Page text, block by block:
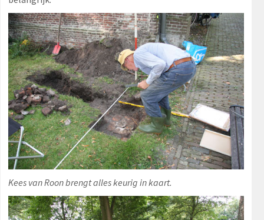
Kees van Roon brengt alles keurig in kaart.